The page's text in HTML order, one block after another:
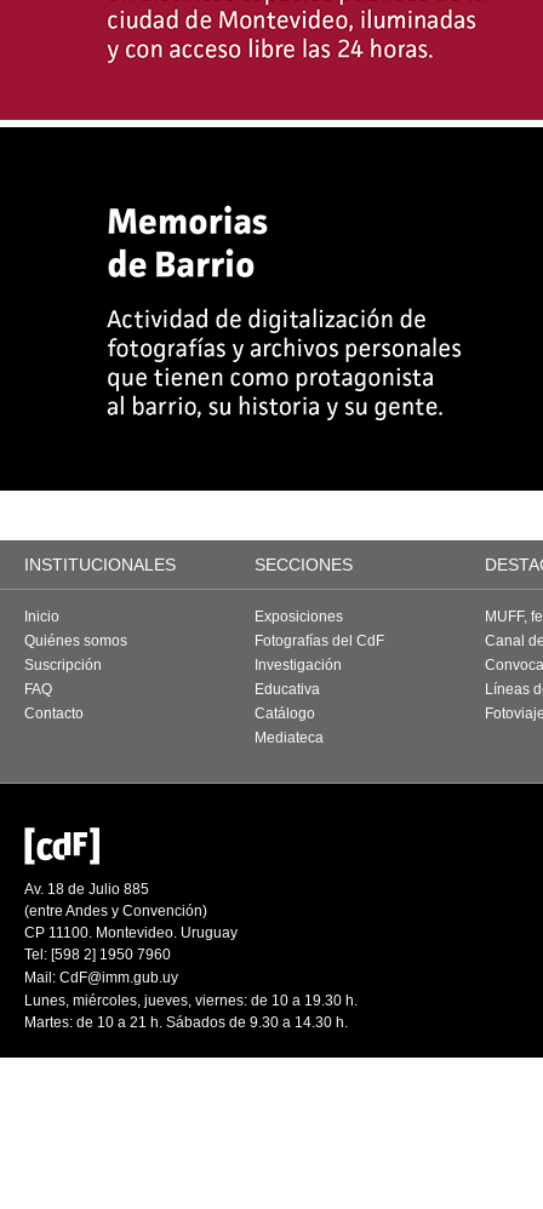
INSTITUCIONALES SECCIONES
Inicio
Quiénes somos
Suscripción
FAQ
Contacto
Exposiciones
Fotografías del CdF
Investigación
Educativa
Catálogo
Mediateca
MUFF,
Canal
Líneas
Av. 18 de Julio 885
(entre Andes y Convención)
CP 11100. Montevideo. Uruguay
Tel: [598 2] 1950 7960
Mail: CdF@imm.gub.uy
Lunes, miércoles, jueves, viernes: de 10 a 19.30 h.
Martes: de 10 a 21 h. Sábados de 9.30 a 14.30 h.